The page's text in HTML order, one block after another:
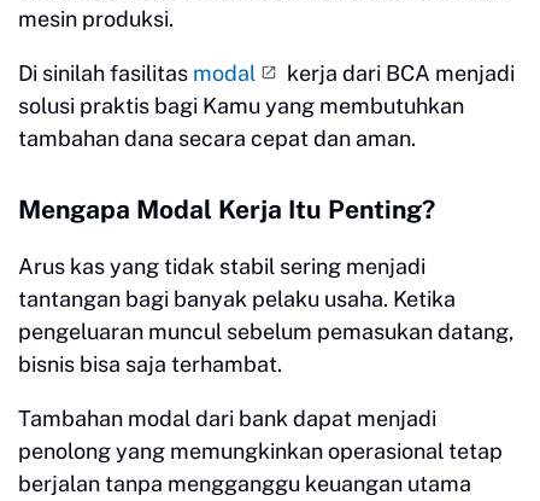
mesin produksi.
Di sinilah fasilitas modal
kerja dari BCA menjadi
solusi praktis bagi Kamu yang membutuhkan
tambahan dana secara cepat dan aman.
Mengapa Modal Kerja Itu Penting?
Arus kas yang tidak stabil sering menjadi
tantangan bagi banyak pelaku usaha. Ketika
pengeluaran muncul sebelum pemasukan datang,
bisnis bisa saja terhambat.
Tambahan modal dari bank dapat menjadi
penolong yang memungkinkan operasional tetap
berjalan tanpa mengganggu keuangan utama